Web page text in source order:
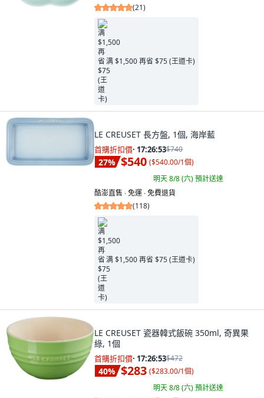
(21)
满 $1,500 再省 $75 (王道卡)
LE CREUSET 長方盤, 1個, 海岸藍
首購折扣價· 17:26:52$740
27% $540 ($540.00/1個)
明天 8/8 (六)預計送達
酷澎直售 ∙ 免運 ∙ 免費退貨
(118)
满 $1,500 再省 $75 (王道卡)
LE CREUSET 瓷器韓式飯碗 350ml, 奇異果
綠, 1個
首購折扣價· 17:26:52$472
40% $283 ($283.00/1個)
明天 8/8 (六)預計送達